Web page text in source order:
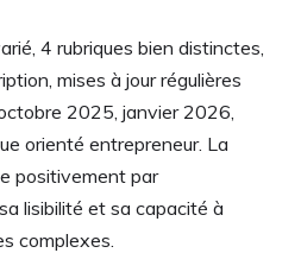
4 rubriques bien distinctes,
mises à jour régulières
2025, janvier 2026,
orienté entrepreneur. La
positivement par
lisibilité et sa capacité à
complexes.